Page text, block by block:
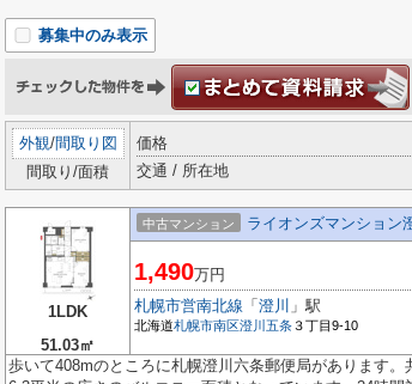
募集中のみ表示
外観/間取り図
間取り/面積
価格
交通 / 所在地
1LDK
51.03㎡
中古マンション ライオンズマンション
1,490万円
札幌市営南北線 「 澄川 」駅
北海道札幌市南区澄川五条３丁目9-10
歩いて408mのところに札幌澄川六条郵便局があります